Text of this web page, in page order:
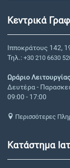
Κεντρικά
Ιπποκράτους 142,
Τηλ.: +30 210 6630
Ωράριο
Δευτέρα -
09:00 - 17:00
Περισσότερες
Κατάστημα